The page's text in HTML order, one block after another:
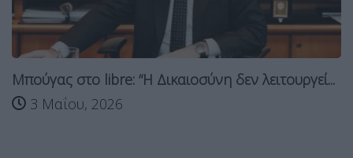
Μπούγας στο libre: “Η Δικαιοσύνη δεν λειτουργεί...
3 Μαΐου, 2026